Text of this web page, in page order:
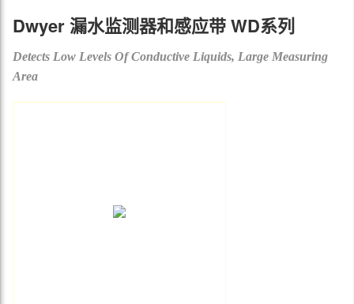
Dwyer 漏水监测器和感应带 WD系列
Detects Low Levels Of Conductive Liquids, Large Measuring
Area